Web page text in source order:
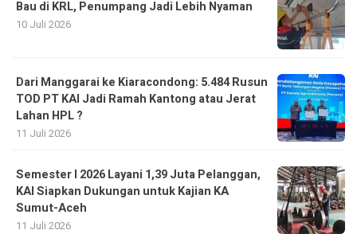
Bau di KRL, Penumpang Jadi Lebih Nyaman
10 Juli 2026
Dari Manggarai ke Kiaracondong: 5.484 Rusun
TOD PT KAI Jadi Ramah Kantong atau Jerat
Lahan HPL ?
11 Juli 2026
Semester I 2026 Layani 1,39 Juta Pelanggan,
KAI Siapkan Dukungan untuk Kajian KA
Sumut-Aceh
11 Juli 2026